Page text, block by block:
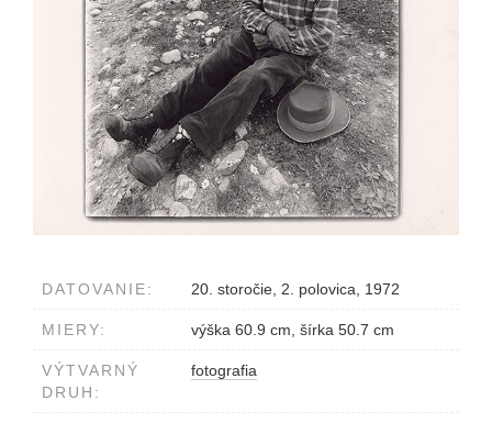
DATOVANIE: 20. storočie, 2. polovica, 1972
MIERY: výška 60.9 cm, šírka 50.7 cm
VÝTVARNÝ
DRUH:
fotografia